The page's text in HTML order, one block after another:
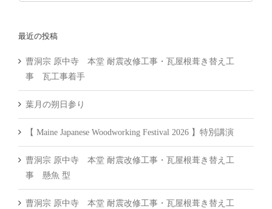
最近の投稿
曹洞宗 原中寺 本堂 耐震改修工事・瓦屋根葺き替え工
事 瓦工事着手
葉月の朔日参り
【 Maine Japanese Woodworking Festival 2026 】特別講演
曹洞宗 原中寺 本堂 耐震改修工事・瓦屋根葺き替え工
事 懸魚 型
曹洞宗 原中寺 本堂 耐震改修工事・瓦屋根葺き替え工